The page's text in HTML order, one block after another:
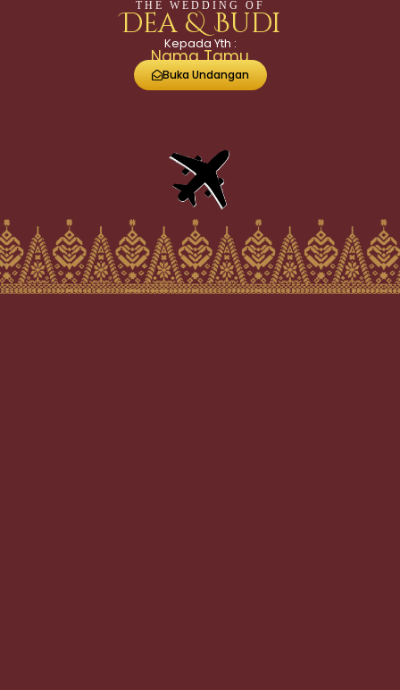
THE WEDDING OF
Dea & Budi
Kepada Yth :
Nama Tamu
Buka Undangan
THE WEDDING OF